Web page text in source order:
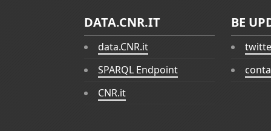
DATA.CNR.IT
data.CNR.it
SPARQL Endpoint
CNR.it
BE